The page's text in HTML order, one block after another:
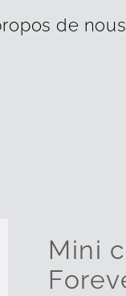
de nous
Mini